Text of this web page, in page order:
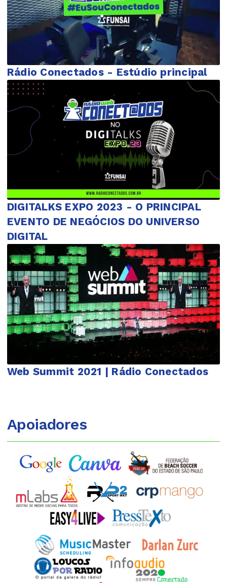
Rádio Conectados - Estúdio principal
DIGITALKS EXPO 2023 - O PRINCIPAL
EVENTO DE NEGÓCIOS DO UNIVERSO
DIGITAL
Web Summit 2021 | Rádio Conectados
Apoiadores